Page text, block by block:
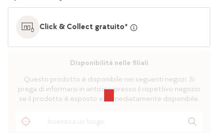
Click & Collect gratuito*
Disponibilità nelle filiali
Questo prodotto è disponibile nei seguenti negozi. Si
prega di informarsi in anticipo presso il rispettivo negozio
se il prodotto è esposto e immediatamente disponibile.